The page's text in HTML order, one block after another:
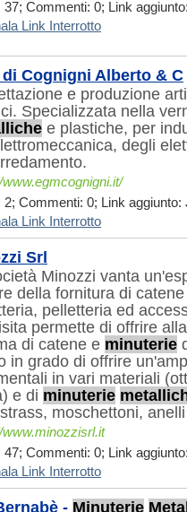
37; Commenti: 0; Link
Link Interrotto
di Cognigni Alberto & C
e produzione
Specializzata nella
e plastiche, per
degli
2; Commenti: 0; Link aggiunto:
Link Interrotto
Srl
Minozzi vanta
della fornitura di
pelletteria ed
permette di offrire
di catene e minuterie
in grado di offrire
in vari materiali
e di minuterie
moschettoni,
www.minozzisrl.it
47; Commenti: 0; Link
Link Interrotto
- Minuterie